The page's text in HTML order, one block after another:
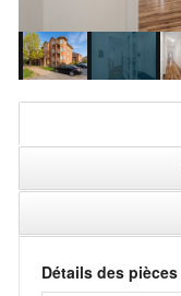
Détails des pièces